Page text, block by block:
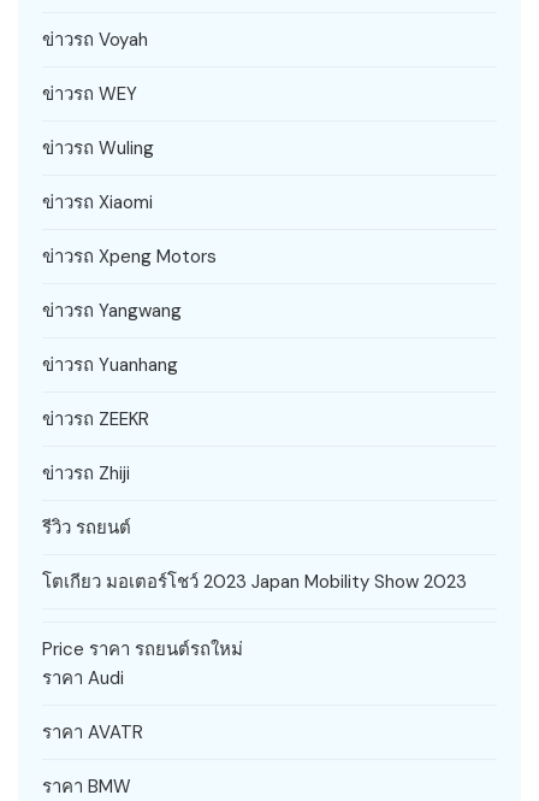
ข่าวรถ Voyah
ข่าวรถ WEY
ข่าวรถ Wuling
ข่าวรถ Xiaomi
ข่าวรถ Xpeng Motors
ข่าวรถ Yangwang
ข่าวรถ Yuanhang
ข่าวรถ ZEEKR
ข่าวรถ Zhiji
รีวิว รถยนต์
โตเกียว มอเตอร์โชว์ 2023 Japan Mobility Show 2023
Price ราคา รถยนต์รถใหม่
ราคา Audi
ราคา AVATR
ราคา BMW